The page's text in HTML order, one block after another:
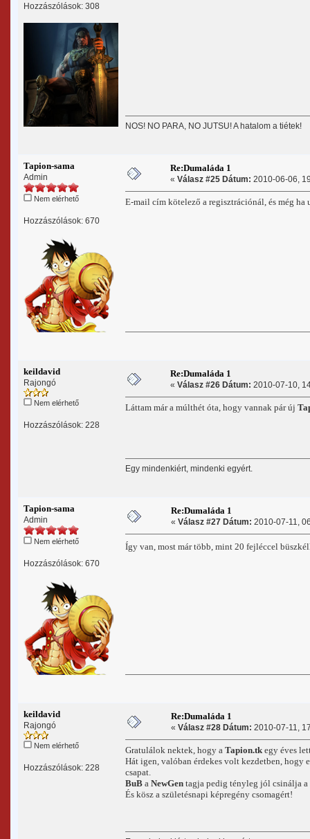
Hozzászólások: 308
NOS! NO PARA, NO JUTSU! A hatalom a tiétek!
Tapion-sama
Admin
Nem elérhető
Hozzászólások: 670
Re:Dumaláda 1
« Válasz #25 Dátum: 2010-06-06,
E-mail cím kötelező a regisztrációnál, és még
keildavid
Rajongó
Nem elérhető
Hozzászólások: 228
Re:Dumaláda 1
« Válasz #26 Dátum: 2010-07-10,
Láttam már a múlthét óta, hogy vannak pár új
Egy mindenkiért, mindenki egyért.
Tapion-sama
Admin
Nem elérhető
Hozzászólások: 670
Re:Dumaláda 1
« Válasz #27 Dátum: 2010-07-11,
Így van, most már több, mint 20 fejléccel
keildavid
Rajongó
Nem elérhető
Hozzászólások: 228
Re:Dumaláda 1
« Válasz #28 Dátum: 2010-07-11,
Gratulálok nektek, hogy a Tapion.tk egy éves
Hát igen, valóban érdekes volt kezdetben, hogy
csapat.
BuB a NewGen tagja pedig tényleg jól csinálja a
És kösz a születésnapi képregény csomagért!